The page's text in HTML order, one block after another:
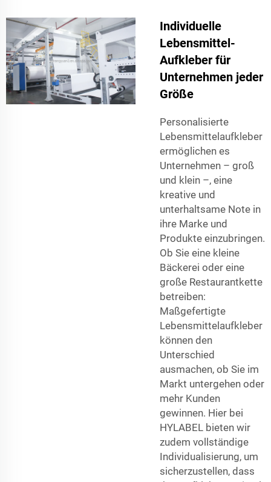
Individuelle
Lebensmittel-
Aufkleber für
Unternehmen jeder
Größe
Personalisierte
Lebensmittelaufkleber
ermöglichen es
Unternehmen – groß
und klein –, eine
kreative und
unterhaltsame Note in
ihre Marke und
Produkte einzubringen.
Ob Sie eine kleine
Bäckerei oder eine
große Restaurantkette
betreiben:
Maßgefertigte
Lebensmittelaufkleber
können den
Unterschied
ausmachen, ob Sie im
Markt untergehen oder
mehr Kunden
gewinnen. Hier bei
HYLABEL bieten wir
zudem vollständige
Individualisierung, um
sicherzustellen, dass